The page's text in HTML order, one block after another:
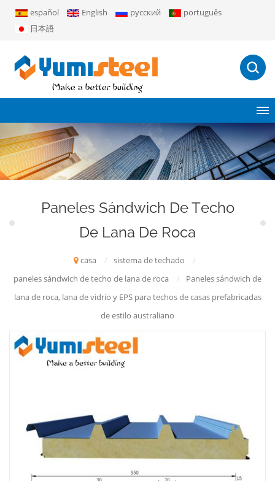
español English русский
português
日本語
Paneles Sándwich De Techo
De Lana De Roca
casa / sistema de techado
/
paneles sándwich de techo de lana de roca
/
Paneles sándwich de
lana de roca, lana de vidrio y EPS para techos de casas prefabricadas
de estilo australiano